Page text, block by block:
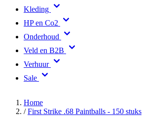
Kleding
HP en Co2
Onderhoud
Veld en B2B
Verhuur
Sale
Home
/ First Strike .68 Paintballs - 150 stuks